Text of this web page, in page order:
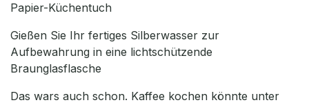
Papier-Küchentuch
Gießen Sie Ihr fertiges Silberwasser zur
Aufbewahrung in eine lichtschützende
Braunglasflasche
Das wars auch schon. Kaffee kochen könnte unter